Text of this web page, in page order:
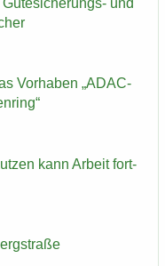
Vor­ha­ben „ADAC-​
kann Ar­beit fort­